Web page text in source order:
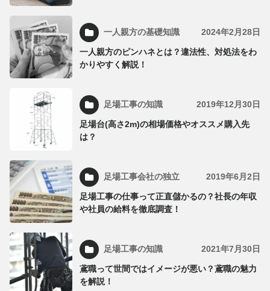
一人親方の基礎知識 2024年2月28日
一人親方のピンハネとは？違法性、対処法をわ
かりやすく解説！
足場工事の知識 2019年12月30日
足場台(高さ2m)の相場価格やオススメ購入先
は？
足場工事会社の独立 2019年6月2日
足場工事の仕事って正直儲かるの？社長の年収
や社員の給料を徹底調査！
足場工事の知識 2021年7月30日
鳶職って世間ではイメージが悪い？鳶職の魅力
を解説！